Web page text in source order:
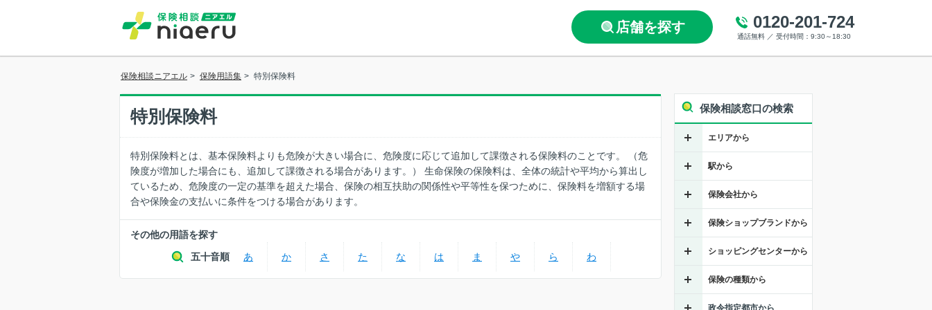
店舗を探す 0120-201-724
通話無料 ／ 受付時間：9:30～18:30
保険相談ニアエル > 保険用語集 > 特別保険料
特別保険料
特別保険料とは、基本保険料よりも危険が大きい場合に、危険度に応じて追加して課徴される保険料のことです。 （危
険度が増加した場合にも、追加して課徴される場合があります。） 生命保険の保険料は、全体の統計や平均から算出し
ているため、危険度の一定の基準を超えた場合、保険の相互扶助の関係性や平等性を保つために、保険料を増額する場
合や保険金の支払いに条件をつける場合があります。
その他の用語を探す
五十音順
あ か さ た な は ま や ら わ
保険相談窓口の検索
エリアから
駅から
保険会社から
保険ショップブランドから
ショッピングセンターから
保険の種類から
政令指定都市から